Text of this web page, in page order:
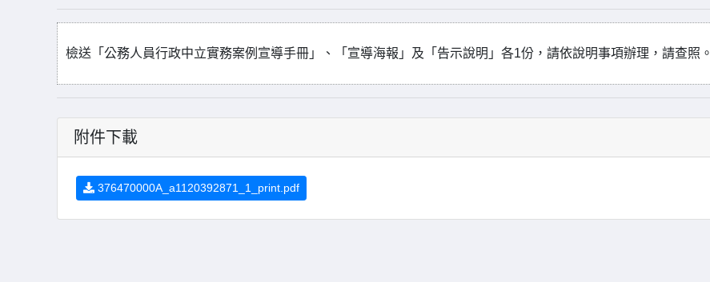
檢送「公務人員行政中立實務案例宣導手冊」、「宣導海報」及「告示說明」各1份，請依說明事項辦理，請查照。
附件下載
376470000A_a1120392871_1_print.pdf